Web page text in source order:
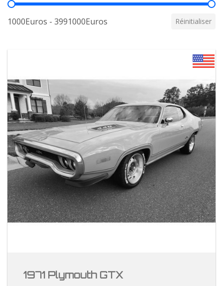
Prix
1000Euros - 3991000Euros Réinitialiser
1971 Plymouth GTX